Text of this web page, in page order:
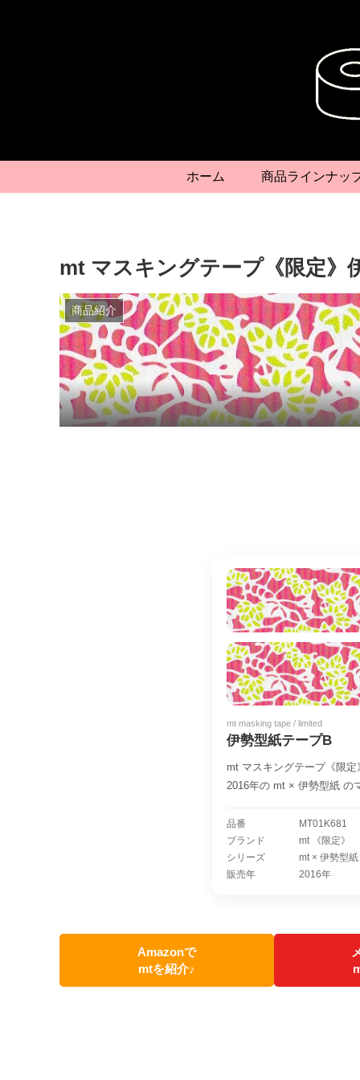
ホーム 商品ラインナッ
mt マスキングテープ《限定》
商品紹介
mt masking tape / limited
伊勢型紙テープB
mt マスキングテープ《限
2016年の mt × 伊勢型紙 の
品番
MT01K681
ブランド
mt 《限定》
シリーズ
mt × 伊勢型紙
販売年
2016年
Amazonで
mtを紹介♪